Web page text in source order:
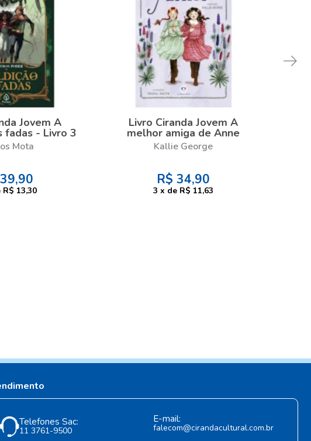
Jovem A
fadas - Livro 3
Mota
39,90
R$ 13,30
Livro Ciranda Jovem A
melhor amiga de Anne
Kallie George
R$ 34,90
3 x de R$ 11,63
Telefones Sac:
11 3761-9500
E-mail:
falecom@cirandacultural.com.br